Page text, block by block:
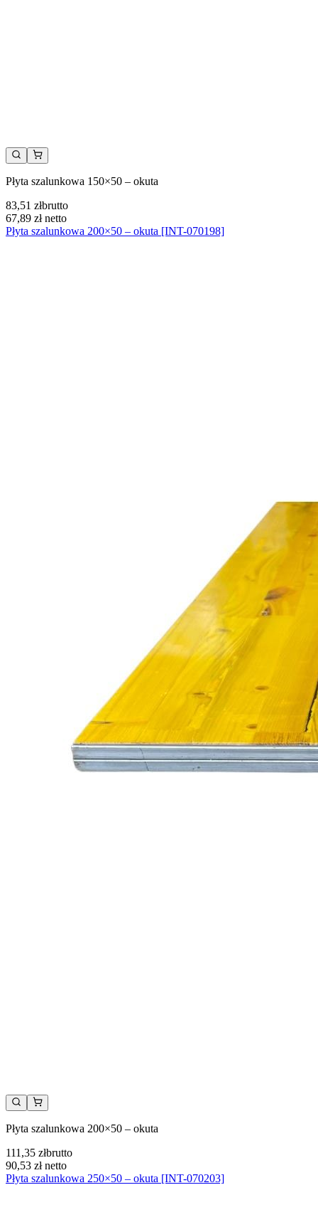
Płyta szalunkowa 150×50 – okuta
83,51 złbrutto
67,89 zł netto
Płyta szalunkowa 200×50 – okuta [INT-070198]
Płyta szalunkowa 200×50 – okuta
111,35 złbrutto
90,53 zł netto
Płyta szalunkowa 250×50 – okuta [INT-070203]